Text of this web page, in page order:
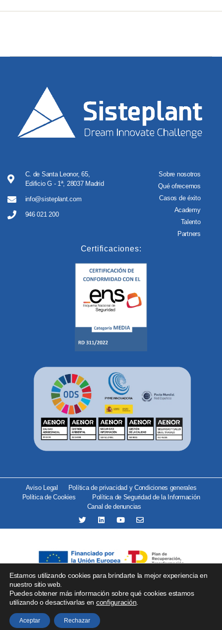
C. de Santa Leonor, 65,
Edificio G - 1ª, 28037 Madrid
info@sisteplant.com
946 021 200
Sobre nosotros
Qué ofrecemos
Casos de éxito
Academy
Talento
Partners
Certificaciones:
Aviso Legal
Política de privacidad y Condiciones generales
Política de Cookies
Política de Seguridad de la Información
Canal de denuncias
Se ha recibido un incentivo del organismo Red.es por importe
de 25.000 € financiado por la Unión Europea –
NextGenerationEU para proyectos de implantación de
soluciones tecnológicas.
Estamos utilizando cookies para brindarte la mejor experiencia en
nuestro sitio web.
Puedes obtener más información sobre qué cookies estamos
utilizando o desactivarlas en configuración
Aceptar Rechazar